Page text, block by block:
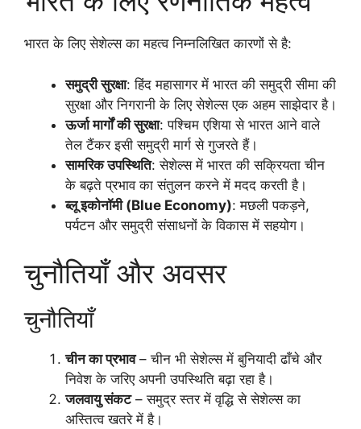
भारत के लिए सेशेल्स का महत्व निम्नलिखित कारणों से है:
समुद्री सुरक्षा: हिंद महासागर में भारत की समुद्री सीमा की
सुरक्षा और निगरानी के लिए सेशेल्स एक अहम साझेदार है।
ऊर्जा मार्गों की सुरक्षा: पश्चिम एशिया से भारत आने वाले
तेल टैंकर इसी समुद्री मार्ग से गुजरते हैं।
सामरिक उपस्थिति: सेशेल्स में भारत की सक्रियता चीन
के बढ़ते प्रभाव का संतुलन करने में मदद करती है।
ब्लू इकोनॉमी (Blue Economy): मछली पकड़ने,
पर्यटन और समुद्री संसाधनों के विकास में सहयोग।
चुनौतियाँ और अवसर
चुनौतियाँ
चीन का प्रभाव– चीन भी सेशेल्स में बुनियादी ढाँचे और
निवेश के जरिए अपनी उपस्थिति बढ़ा रहा है।
जलवायु संकट– समुद्र स्तर में वृद्धि से सेशेल्स का
अस्तित्व खतरे में है।